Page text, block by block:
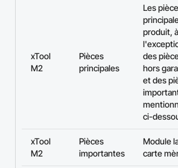
xTool
M2
Pièces
principales
Les
produit, à
des
hors
et des
ci-
xTool
M2
Pièces
importantes
Module
carte